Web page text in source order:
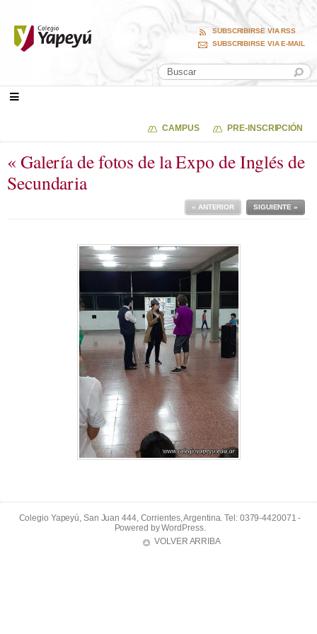
SUBSCRIBIRSE VIA RSS
SUBSCRIBIRSE VIA E-MAIL
CAMPUS PRE-INSCRIPCIÓN
« Galería de fotos de la Expo de Inglés de
Secundaria
SIGUIENTE »
« ANTERIOR
Colegio Yapeyú, San Juan 444, Corrientes, Argentina. Tel: 0379-4420071 -
Powered byWordPress.
VOLVER ARRIBA